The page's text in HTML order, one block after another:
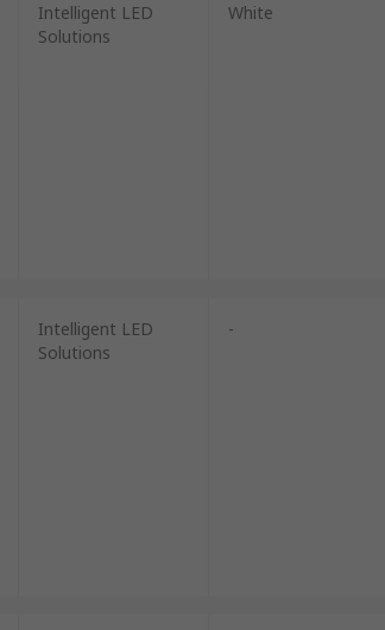
Intelligent LED
Solutions
White
Intelligent LED
Solutions
-